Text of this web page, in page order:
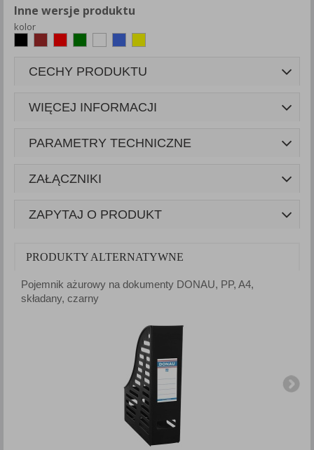
Inne wersje produktu
kolor
CECHY PRODUKTU
WIĘCEJ INFORMACJI
PARAMETRY TECHNICZNE
ZAŁĄCZNIKI
ZAPYTAJ O PRODUKT
PRODUKTY ALTERNATYWNE
Pojemnik ażurowy na dokumenty DONAU, PP, A4,
składany, czarny